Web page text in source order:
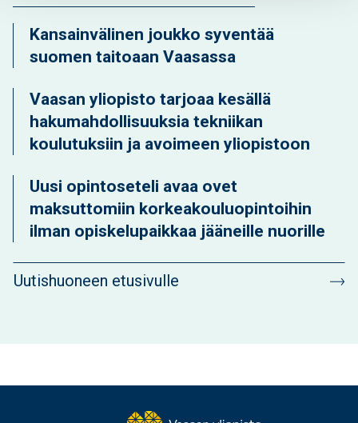
Kansainvälinen joukko syventää
suomen taitoaan Vaasassa
Vaasan yliopisto tarjoaa kesällä
hakumahdollisuuksia tekniikan
koulutuksiin ja avoimeen yliopistoon
Uusi opintoseteli avaa ovet
maksuttomiin korkeakouluopintoihin
ilman opiskelupaikkaa jääneille nuorille
Uutishuoneen etusivulle